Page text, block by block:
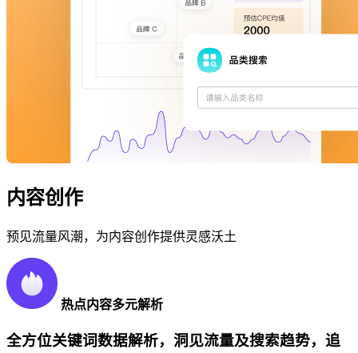
内容创作
预见流量风潮，为内容创作提供灵感沃土
热点内容多元解析
全方位关键词数据解析，洞见流量及搜索趋势，追